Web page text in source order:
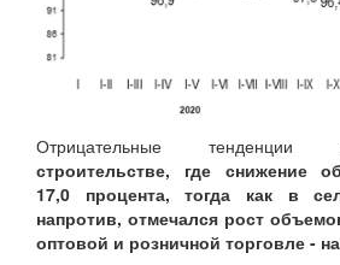
Отрицательные тенденции
строительстве, где снижение
17,0 процента, тогда как в
напротив, отмечался рост
оптовой и розничной торговле -